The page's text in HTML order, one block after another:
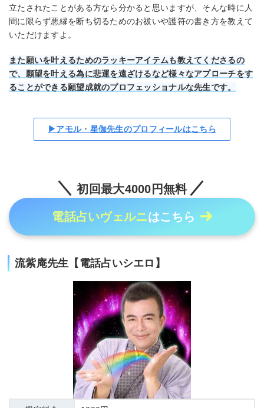
立たされたことがある方なら分かると思いますが、そんな時に人
間に限らず悪縁を断ち切るためのお祓いや護符の書き方を教えて
いただけますよ。
また願いを叶えるためのラッキーアイテムも教えてくださるの
で、願望を叶える為に悲運を遠ざけるなど様々なアプローチをす
ることができる願望成就のプロフェッショナルな先生です。
▶アモル・星伽先生のプロフィールはこちら
初回最大4000円無料
電話占いヴェルニはこちら
流紫庵先生【電話占いシエロ】